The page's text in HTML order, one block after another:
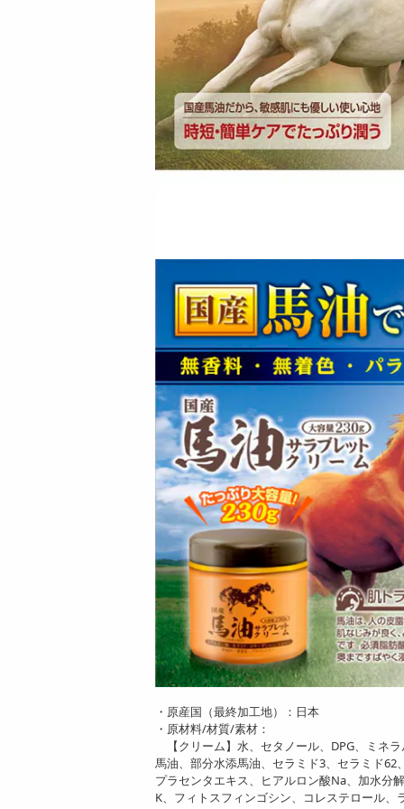
・原産国（最終加工地）：日本
・原材料/材質/素材：
【クリーム】水、セタノール、DPG、ミネ
馬油、部分水添馬油、セラミド3、セラミド
プラセンタエキス、ヒアルロン酸Na、加水分
K、フィトスフィンゴシン、コレステロール